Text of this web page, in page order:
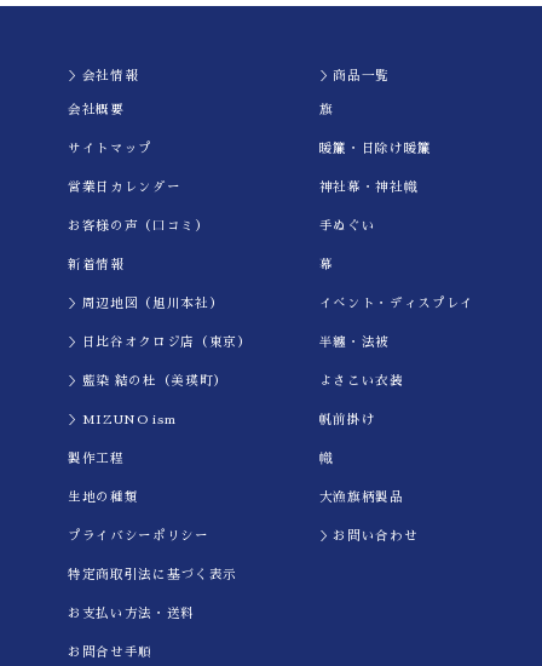
＞会社情報
会社概要
サイトマップ
営業日カレンダー
お客様の声（口コミ）
新着情報
＞周辺地図（旭川本社）
＞日比谷オクロジ店（東京）
＞藍染 結の杜（美瑛町）
＞MIZUNO ism
製作工程
生地の種類
プライバシーポリシー
特定商取引法に基づく表示
お支払い方法・送料
お問合せ手順
＞商品一覧
旗
暖簾・日除け暖簾
神社幕・神社幟
手ぬぐい
幕
イべント・ディスプレイ
半纏・法被
よさこい衣装
帆前掛け
幟
大漁旗柄製品
＞お問い合わせ